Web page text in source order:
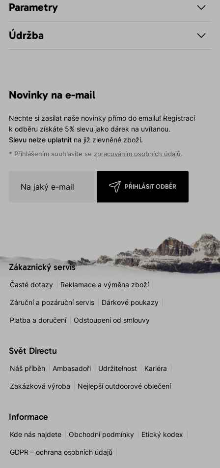
Parametry
Údržba
Novinky na e-mail
Nechte si zasílat naše novinky přímo do emailu! Registrací
k odběru získáte 5% slevu jako dárek na uvítanou.
Slevu nelze uplatnitna již zlevněné zboží.
* Přihlášením souhlasíte se zpracováním osobních údajů.
PŘIHLÁSIT ODBĚR
Zákaznický servis
Časté dotazy Reklamace a výměna zboží
Záruční a pozáruční servis Dárkové poukazy
Platba a doručení Odstoupení od smlouvy
Svět Directu
Náš příběh Ambasadoři Udržitelnost Kariéra
Zakázková výroba Nejlepší outdoorové oblečení
Informace
Kde nás najdete Obchodní podmínky Etický kodex
GDPR – ochrana osobních údajů